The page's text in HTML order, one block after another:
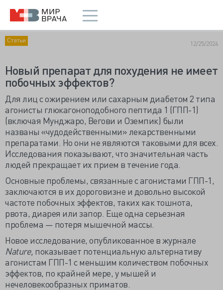
Статьи 12/25/2024
Новый препарат для похудения не имеет
побочных эффектов?
Для лиц с ожирением или сахарным диабетом 2 типа
агонисты глюкагоноподобного пептида 1 (ГПП-1)
(включая Мунджаро, Вегови и Оземпик) были
названы «чудодейственными» лекарственными
препаратами. Но они не являются таковыми для всех.
Исследования показывают, что значительная часть
людей прекращает их прием в течение года.
Основные проблемы, связанные с агонистами ГПП-1,
заключаются в их дороговизне и довольно высокой
частоте побочных эффектов, таких как тошнота,
рвота, диарея или запор. Еще одна серьезная
проблема — потеря мышечной массы.
Новое исследование, опубликованное в журнале
Nature, показывает потенциальную альтернативу
агонистам ГПП-1 с меньшим количеством побочных
эффектов, по крайней мере, у мышей и
нечеловекообразных приматов.